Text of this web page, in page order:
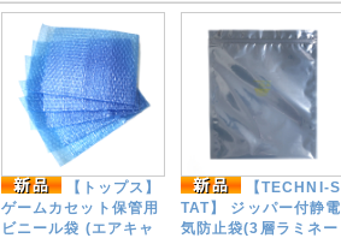
【トップス】
ゲームカセット保管用
ビニール袋 (エアキャ
【TECHNI-S
TAT】 ジッパー付静電
気防止袋(3層ラミネー